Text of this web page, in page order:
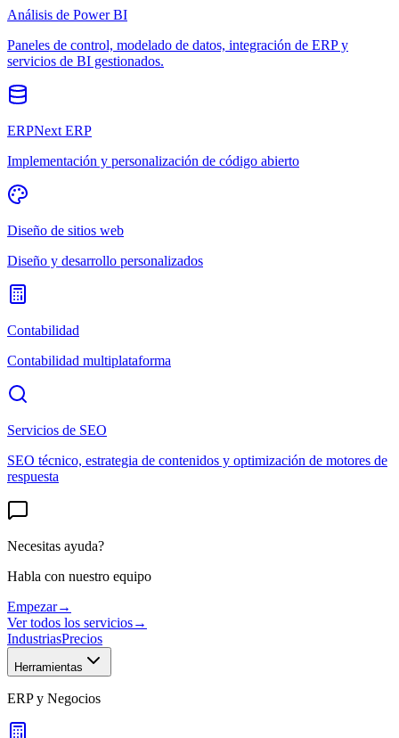
Análisis de Power BI
Paneles de control, modelado de datos, integración de ERP y
servicios de BI gestionados.
ERPNext ERP
Implementación y personalización de código abierto
Diseño de sitios web
Diseño y desarrollo personalizados
Contabilidad
Contabilidad multiplataforma
Servicios de SEO
SEO técnico, estrategia de contenidos y optimización de motores de
respuesta
Necesitas ayuda?
Habla con nuestro equipo
Empezar→
Ver todos los servicios→
IndustriasPrecios
Herramientas
ERP y Negocios